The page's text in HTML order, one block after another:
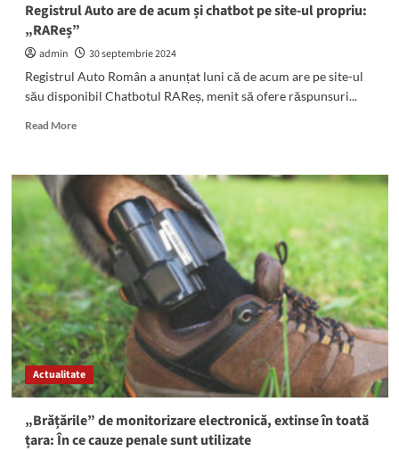
s-
au
CIOCNIT
Registrul Auto are de acum și chatbot pe site-ul propriu:
„RAReș”
admin
30 septembrie 2024
Registrul Auto Român a anunțat luni că de acum are pe site-ul
său disponibil Chatbotul RAReș, menit să ofere răspunsuri...
Read MoreRead
Registrul
acum
și
chatbot
pe
site-
ul
propriu:
„RAReș”
Actualitate
„Brățările” de monitorizare electronică, extinse în toată
țara: În ce cauze penale sunt utilizate